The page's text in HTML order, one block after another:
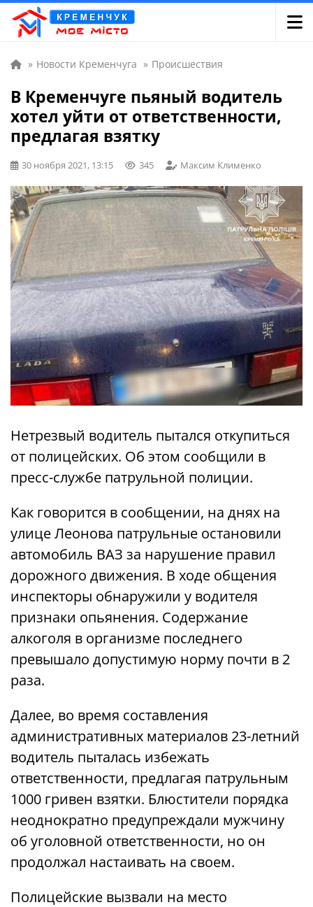
» Новости Кременчуга » Происшествия
В Кременчуге пьяный водитель
хотел уйти от ответственности,
предлагая взятку
30 ноября 2021, 13:15 345 Максим Клименко
Нетрезвый водитель пытался откупиться
от полицейских. Об этом сообщили в
пресс-службе патрульной полиции.
Как говорится в сообщении, на днях на
улице Леонова патрульные остановили
автомобиль ВАЗ за нарушение правил
дорожного движения. В ходе общения
инспекторы обнаружили у водителя
признаки опьянения. Содержание
алкоголя в организме последнего
превышало допустимую норму почти в 2
раза.
Далее, во время составления
административных материалов 23-летний
водитель пыталась избежать
ответственности, предлагая патрульным
1000 гривен взятки. Блюстители порядка
неоднократно предупреждали мужчину
об уголовной ответственности, но он
продолжал настаивать на своем.
Полицейские вызвали на место